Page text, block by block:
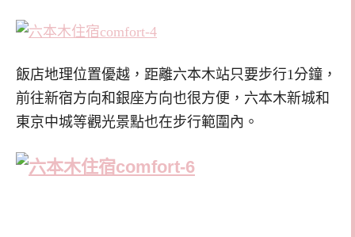
飯店地理位置優越，距離六本木站只要步行1分鐘，
前往新宿方向和銀座方向也很方便，六本木新城和
東京中城等觀光景點也在步行範圍內。